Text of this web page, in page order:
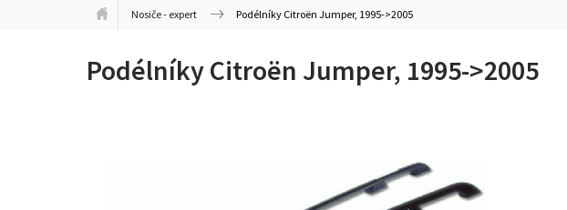
Nosiče - expert Podélníky Citroën Jumper, 1995->2005
Podélníky Citroën Jumper, 1995->2005